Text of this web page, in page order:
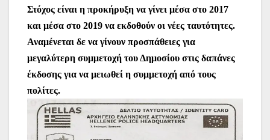
Στόχος είναι η προκήρυξη να γίνει μέσα στο 2017
και μέσα στο 2019 να εκδοθούν οι νέες ταυτότητες.
Αναμένεται δε να γίνουν προσπάθειες για
μεγαλύτερη συμμετοχή του Δημοσίου στις δαπάνες
έκδοσης για να μειωθεί η συμμετοχή από τους
πολίτες.